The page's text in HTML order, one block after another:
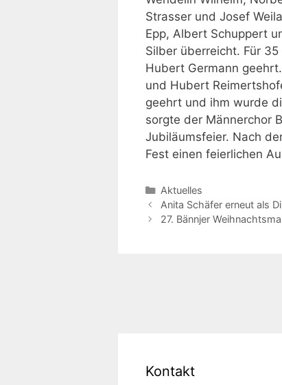
Strasser und Josef
Epp, Albert Schuppert
Silber überreicht. Für
Hubert Germann
und Hubert
geehrt und ihm wurde
sorgte der Männerchor
Jubiläumsfeier. Nach
Fest einen feierlichen
Kategorien
Aktuelles
Beitrags-
Navigation
Anita Schäfer erneut als
27. Bännjer
Kontakt